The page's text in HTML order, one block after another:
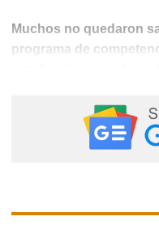
Muchos no quedaron
programa de
están en decadencia.
ya no se da la
Esperemos hagan los